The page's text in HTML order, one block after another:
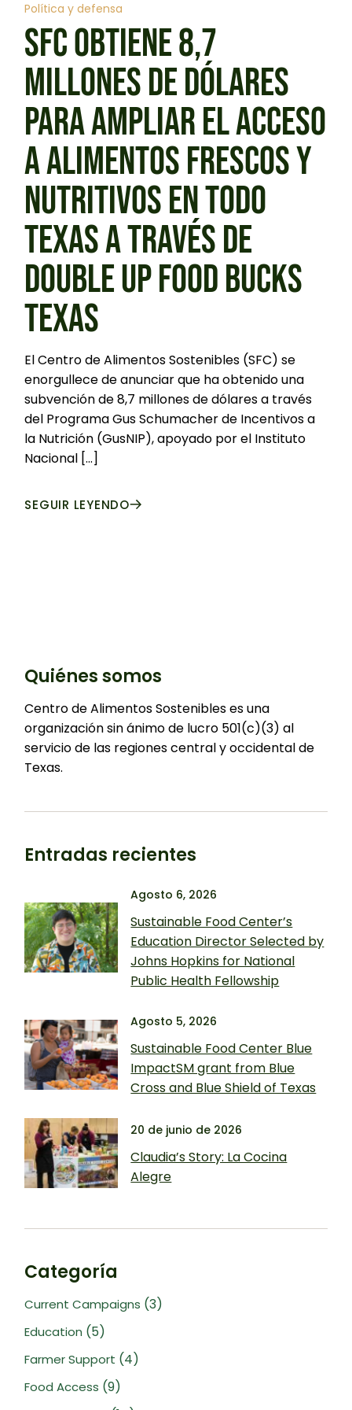
Política y defensa
SFC OBTIENE 8,7
MILLONES DE DÓLARES
PARA AMPLIAR EL ACCESO
A ALIMENTOS FRESCOS Y
NUTRITIVOS EN TODO
TEXAS A TRAVÉS DE
DOUBLE UP FOOD BUCKS
TEXAS
El Centro de Alimentos Sostenibles (SFC) se
enorgullece de anunciar que ha obtenido una
subvención de 8,7 millones de dólares a través
del Programa Gus Schumacher de Incentivos a
la Nutrición (GusNIP), apoyado por el Instituto
Nacional [...]
SEGUIR LEYENDO
Quiénes somos
Centro de Alimentos Sostenibles es una
organización sin ánimo de lucro 501(c)(3) al
servicio de las regiones central y occidental de
Texas.
Entradas recientes
Agosto 6, 2026
Sustainable Food Center’s
Education Director Selected by
Johns Hopkins for National
Public Health Fellowship
Agosto 5, 2026
Sustainable Food Center Blue
ImpactSM grant from Blue
Cross and Blue Shield of Texas
20 de junio de 2026
Claudia’s Story: La Cocina
Alegre
Categoría
Current Campaigns (3)
Education (5)
Farmer Support (4)
Food Access (9)